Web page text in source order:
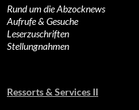
Rund um die Abzocknews
Aufrufe & Gesuche
Leserzuschriften
Stellungnahmen
Ressorts & Services II